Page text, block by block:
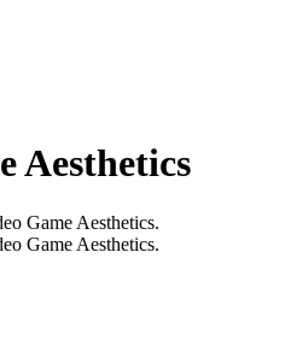
Aesthetics
Game Aesthetics.
Game Aesthetics.